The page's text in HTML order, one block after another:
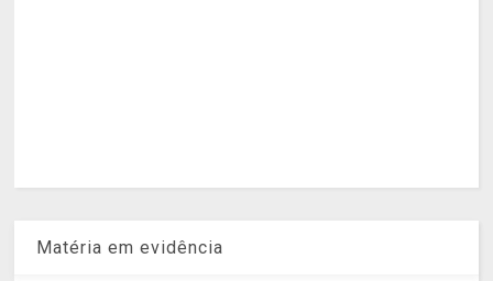
Matéria em evidência